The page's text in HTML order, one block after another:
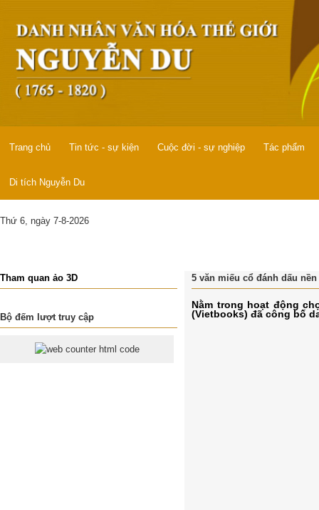
Trang chủ Tin tức - sự kiện Cuộc đời - sự nghiệp Tác phẩm
Di tích Nguyễn Du
Thứ 6, ngày 7-8-2026
Tham quan ảo 3D
Bộ đếm lượt truy cập
5 văn miếu cổ đánh dấu
Nằm trong hoạt động
(Vietbooks) đã công bố